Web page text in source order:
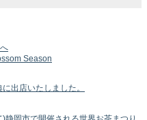
Season
出店いたしました。